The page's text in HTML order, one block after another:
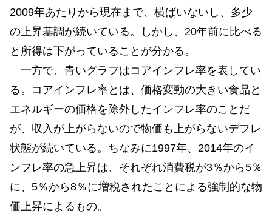
2009年あたりから現在まで、横ばいないし、多少
の上昇基調が続いている。しかし、20年前に比べる
と所得は下がっていることが分かる。
一方で、青いグラフはコアインフレ率を表してい
る。コアインフレ率とは、価格変動の大きい食品と
エネルギーの価格を除外したインフレ率のことだ
が、収入が上がらないので物価も上がらないデフレ
状態が続いている。ちなみに1997年、2014年のイ
ンフレ率の急上昇は、それぞれ消費税が3％から5％
に、5％から8％に増税されたことによる強制的な物
価上昇によるもの。